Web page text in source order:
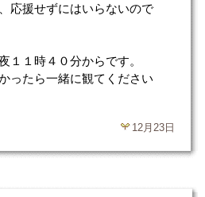
応援せずにはいらないので
１１時４０分からです。
ったら一緒に観てください
12月23日